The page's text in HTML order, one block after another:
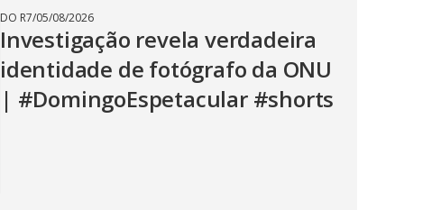
DO R7/05/08/2026
Investigação revela verdadeira
identidade de fotógrafo da ONU
| #DomingoEspetacular #shorts